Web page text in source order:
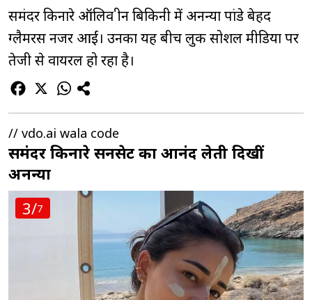
समंदर किनारे ऑलिव ग्रीन बिकिनी में अनन्या पांडे बेहद
ग्लैमरस नजर आईं। उनका यह बीच लुक सोशल मीडिया पर
तेजी से वायरल हो रहा है।
// vdo.ai wala code
समंदर किनारे सनसेट का आनंद लेती दिखीं
अनन्या
3/7